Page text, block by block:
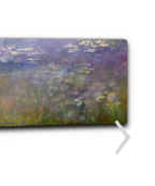
›